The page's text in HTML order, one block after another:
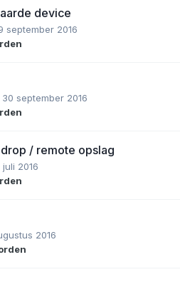
device
september 2016
30 september 2016
/ remote opslag
juli 2016
2016